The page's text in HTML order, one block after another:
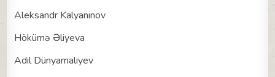
Aleksandr Kalyaninov
Hökümə Əliyeva
Adil Dünyamalıyev